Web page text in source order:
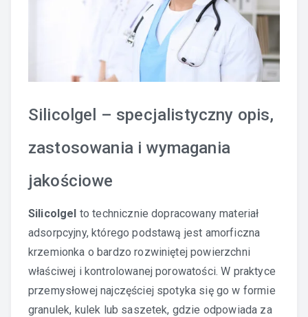
Silicolgel – specjalistyczny opis,
zastosowania i wymagania
jakościowe
Silicolgel to technicznie dopracowany materiał
adsorpcyjny, którego podstawą jest amorficzna
krzemionka o bardzo rozwiniętej powierzchni
właściwej i kontrolowanej porowatości. W praktyce
przemysłowej najczęściej spotyka się go w formie
granulek, kulek lub saszetek, gdzie odpowiada za